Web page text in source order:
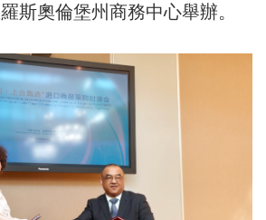
斯奧倫堡州商務中心舉辦。